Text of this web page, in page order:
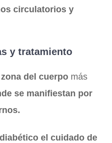
circulatorios y
y tratamiento
del cuerpo más
se manifiestan por
el cuidado de